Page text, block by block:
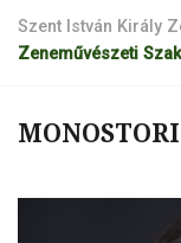
Szent István Király
Zeneművészeti